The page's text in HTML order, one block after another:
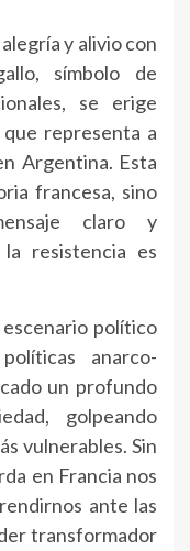
y alivio con
símbolo de
se erige
representa a
Argentina. Esta
francesa, sino
claro y
resistencia es
político
anarco-
un profundo
golpeando
vulnerables. Sin
en Francia nos
ante las
transformador